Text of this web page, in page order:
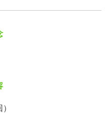
生きた外来魚と在来魚を
稚魚の大群も展示しま